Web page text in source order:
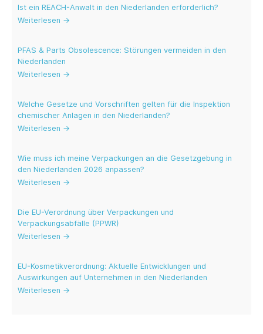
Ist ein REACH-Anwalt in den Niederlanden erforderlich?
Weiterlesen →
PFAS & Parts Obsolescence: Störungen vermeiden in den
Niederlanden
Weiterlesen →
Welche Gesetze und Vorschriften gelten für die Inspektion
chemischer Anlagen in den Niederlanden?
Weiterlesen →
Wie muss ich meine Verpackungen an die Gesetzgebung in
den Niederlanden 2026 anpassen?
Weiterlesen →
Die EU-Verordnung über Verpackungen und
Verpackungsabfälle (PPWR)
Weiterlesen →
EU-Kosmetikverordnung: Aktuelle Entwicklungen und
Auswirkungen auf Unternehmen in den Niederlanden
Weiterlesen →